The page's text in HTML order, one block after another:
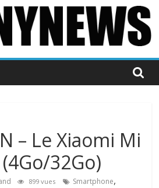
– Le Xiaomi Mi
32Go)
899 vues Smartphone,